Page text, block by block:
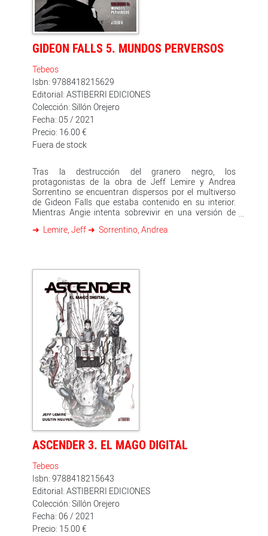
GIDEON FALLS 5. MUNDOS PERVERSOS
Tebeos
Isbn: 9788418215629
Editorial: ASTIBERRI EDICIONES
Colección: Sillón Orejero
Fecha: 05 / 2021
Precio: 16.00 €
Fuera de stock
Tras la destrucción del granero negro, los
protagonistas de la obra de Jeff Lemire y Andrea
Sorrentino se encuentran dispersos por el multiverso
de Gideon Falls que estaba contenido en su interior.
Mientras Angie intenta sobrevivir en una versión de
y el padre Fred es un hombre desubicado en el Gideon
imaginado. A medida que el final de Gideon Falls se
acerca, los mundos que contenía el granero negro se
vuelven cada vez más perversos y la única solución se
encuentra en reunirse de nuevo. En el penúltimo
volumen de la obra ganadora del premio Eisner 2019 a
la mejor serie nueva, Jeff Lemire y Andrea Sorrentino
nos proponen un salto de fe para salir del horror. El
final está cerca de verdad.
Lemire, Jeff Sorrentino, Andrea
ASCENDER 3. EL MAGO DIGITAL
Tebeos
Isbn: 9788418215643
Editorial: ASTIBERRI EDICIONES
Colección: Sillón Orejero
Fecha: 06 / 2021
Precio: 15.00 €